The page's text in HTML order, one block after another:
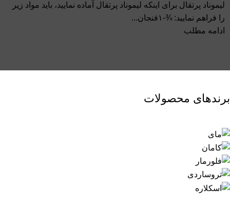
لیموناد پرتقال برای اینکه لیموناد پرتقال آماده نمایید، باید مواد زیر
را فراهم نمایید: ¾-۱فنجان...
ادامه مطلب
برندهای محصولات